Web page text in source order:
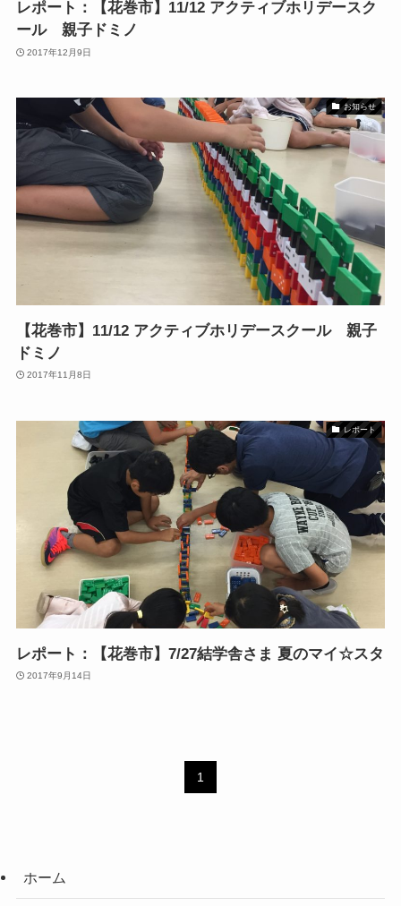
レポート：【花巻市】11/12 アクティブホリデースク
ール 親子ドミノ
2017年12月9日
お知らせ
【花巻市】11/12 アクティブホリデースクール 親子
ドミノ
2017年11月8日
レポート
レポート：【花巻市】7/27結学舎さま 夏のマイ☆スタ
2017年9月14日
1
ホーム